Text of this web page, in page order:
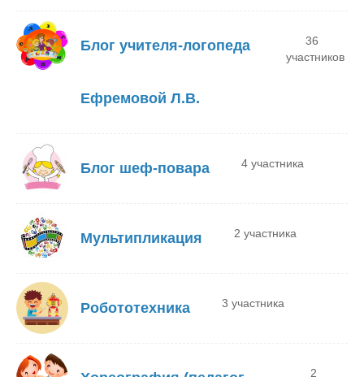
Блог учителя-логопеда
Ефремовой Л.В.
36
участников
Блог шеф-повара 4 участника
Мультипликация 2 участника
Робототехника 3 участника
2